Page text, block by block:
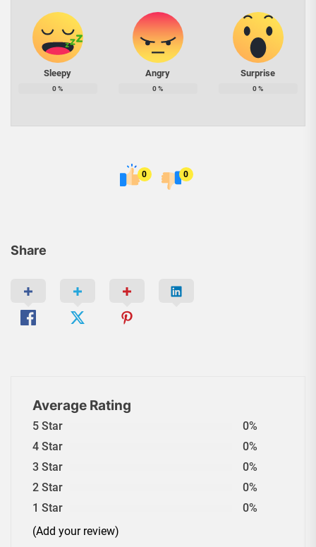
Share
Sleepy
0%
Angry
0%
Surprise
0%
0 0
Average Rating
5 Star
0%
4 Star
0%
3 Star
0%
2 Star
0%
1 Star
0%
(Add your review)